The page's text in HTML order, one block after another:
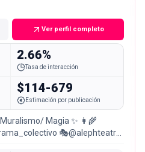
Ver perfil completo
2.66%
Tasa de interacción
$114-679
Estimación por publicación
Magia ✨ 👩‍🌾
🎭@alephteatro